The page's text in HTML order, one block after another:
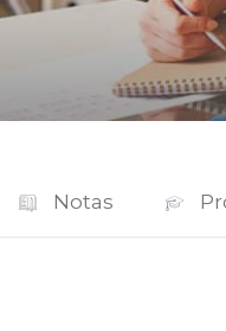
Notas